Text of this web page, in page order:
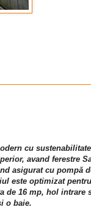
cu
avand ferestre
asigurat cu pompă
este optimizat
de 16 mp, hol intrare
o baie.